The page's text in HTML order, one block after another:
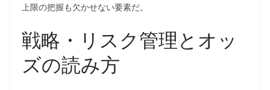
上限の把握も欠かせない要素だ。
戦略・リスク管理とオッ
ズの読み方